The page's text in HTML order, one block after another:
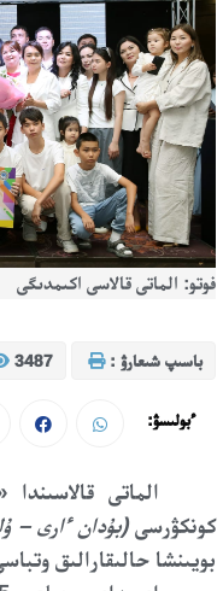
فوتو: الماتى قالاسى اكىمدىگى
باسىپ شىعارۋ : 3487
ءبولىسۋ:
كونكۋرسى(بۇدان ءارى –
بويىنشا حالىقارالىق وتباسى كۇنىنە